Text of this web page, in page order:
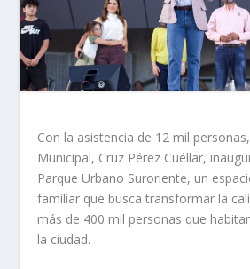
Con la asistencia de 12 mil
Municipal, Cruz Pérez Cuéllar,
Parque Urbano Suroriente, un
familiar que busca transformar la
más de 400 mil personas que
la ciudad.